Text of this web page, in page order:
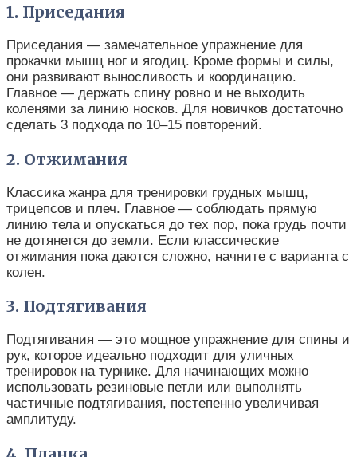
1. Приседания
Приседания — замечательное упражнение для
прокачки мышц ног и ягодиц. Кроме формы и силы,
они развивают выносливость и координацию.
Главное — держать спину ровно и не выходить
коленями за линию носков. Для новичков достаточно
сделать 3 подхода по 10–15 повторений.
2. Отжимания
Классика жанра для тренировки грудных мышц,
трицепсов и плеч. Главное — соблюдать прямую
линию тела и опускаться до тех пор, пока грудь почти
не дотянется до земли. Если классические
отжимания пока даются сложно, начните с варианта с
колен.
3. Подтягивания
Подтягивания — это мощное упражнение для спины и
рук, которое идеально подходит для уличных
тренировок на турнике. Для начинающих можно
использовать резиновые петли или выполнять
частичные подтягивания, постепенно увеличивая
амплитуду.